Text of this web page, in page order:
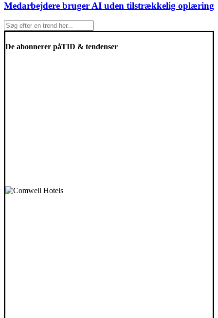
Medarbejdere bruger AI uden tilstrækkelig oplæring
De abonnerer påTID & tendenser